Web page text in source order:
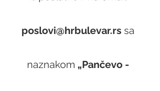
poslovi@hrbulevar.rs sa
naznakom „Pančevo -